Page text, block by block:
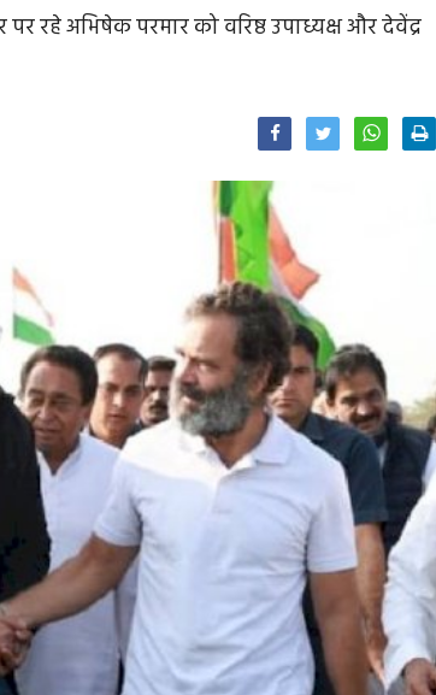
रहे अभिषेक परमार को वरिष्ठ उपाध्यक्ष और देवेंद्र